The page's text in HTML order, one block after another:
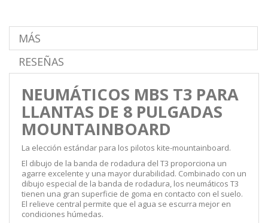
MÁS
RESEÑAS
NEUMÁTICOS MBS T3 PARA
LLANTAS DE 8 PULGADAS
MOUNTAINBOARD
La elección estándar para los pilotos kite-mountainboard.
El dibujo de la banda de rodadura del T3 proporciona un
agarre excelente y una mayor durabilidad. Combinado con un
dibujo especial de la banda de rodadura, los neumáticos T3
tienen una gran superficie de goma en contacto con el suelo.
El relieve central permite que el agua se escurra mejor en
condiciones húmedas.